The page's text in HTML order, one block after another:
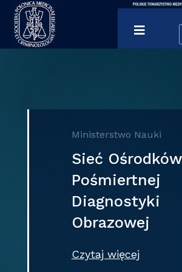
Ministerstwo Nauki
Sieć Ośrodków
Pośmiertnej
Diagnostyki
Obrazowej
Czytaj więcej